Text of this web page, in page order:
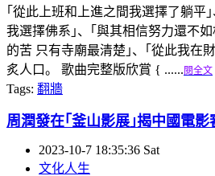
｢從此上班和上進之間我選擇了躺平
我選擇佛系｣、｢與其相信努力還不
的苦 只有寺廟最清楚｣、｢從此我
炙人口。 歌曲完整版欣賞 { ...... 閱全文
Tags: 翻牆
周潤發在｢釜山影展｣揭中國電影
2023-10-7 18:35:36 Sat
文化人生